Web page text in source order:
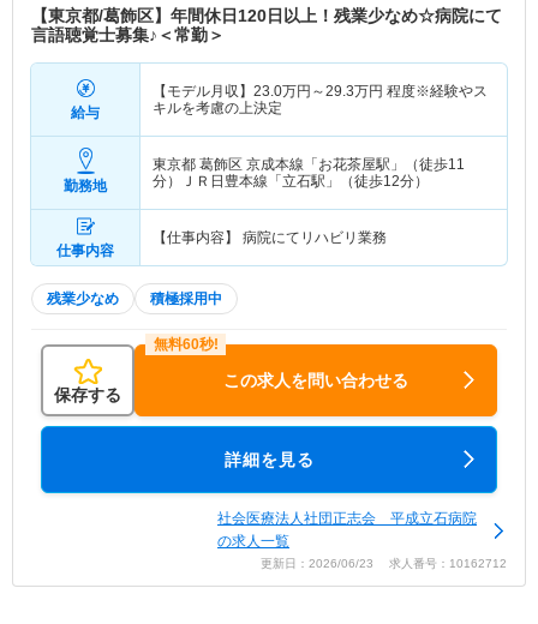
【東京都/葛飾区】年間休日120日以上！残業少なめ☆病院にて
言語聴覚士募集♪＜常勤＞
給与
【モデル月収】 23.0万円～29.3万円 程度※経験やス
キルを考慮の上決定
勤務地
東京都 葛飾区 京成本線「お花茶屋駅」（徒歩11
分）ＪＲ日豊本線「立石駅」（徒歩12分）
仕事内容
【仕事内容】 病院にてリハビリ業務
残業少なめ 積極採用中
保存する
この求人を問い合わせる
詳細を見る
社会医療法人社団正志会 平成立石病院
の求人一覧
更新日：2026/06/23 求人番号：10162712